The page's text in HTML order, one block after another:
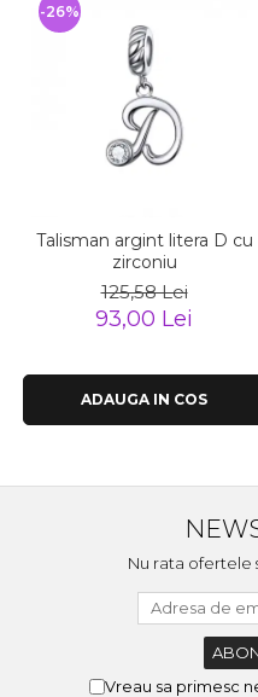
Talisman argint litera D cu
zirconiu
125,58 Lei
93,00 Lei
-26%
ADAUGA IN COS
Nu rata ofertele
Vreau sa primesc